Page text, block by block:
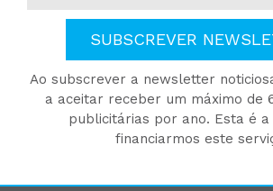
SUBSCREVER
Ao subscrever a newsletter
a aceitar receber um máximo de
publicitárias por ano. Esta é
financiarmos este